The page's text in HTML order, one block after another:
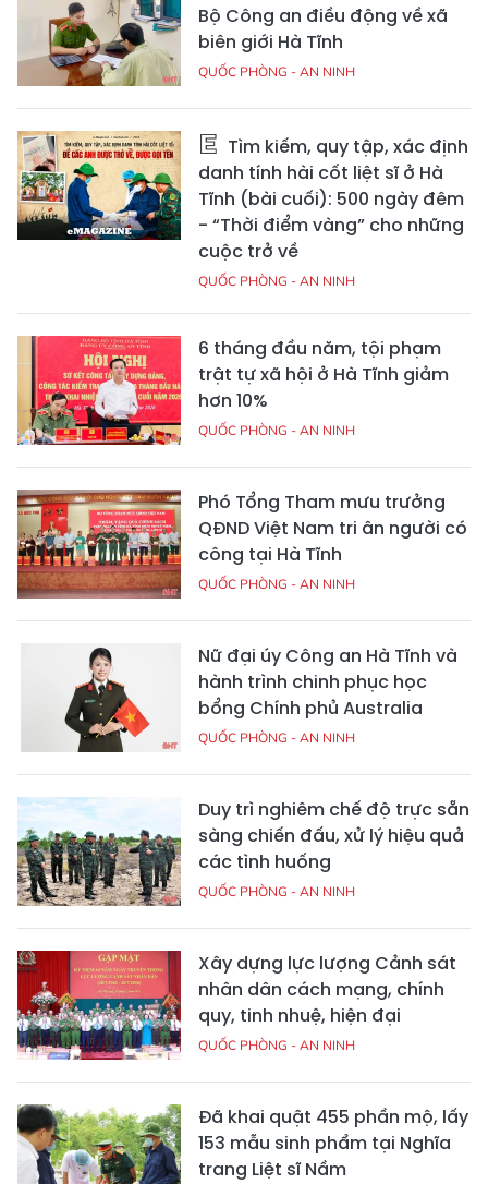
Bộ Công an điều động về xã
biên giới Hà Tĩnh
QUỐC PHÒNG - AN NINH
Tìm kiếm, quy tập, xác định
danh tính hài cốt liệt sĩ ở Hà
Tĩnh (bài cuối): 500 ngày đêm
- “Thời điểm vàng” cho những
cuộc trở về
QUỐC PHÒNG - AN NINH
6 tháng đầu năm, tội phạm
trật tự xã hội ở Hà Tĩnh giảm
hơn 10%
QUỐC PHÒNG - AN NINH
Phó Tổng Tham mưu trưởng
QĐND Việt Nam tri ân người có
công tại Hà Tĩnh
QUỐC PHÒNG - AN NINH
Nữ đại úy Công an Hà Tĩnh và
hành trình chinh phục học
bổng Chính phủ Australia
QUỐC PHÒNG - AN NINH
Duy trì nghiêm chế độ trực sẵn
sàng chiến đấu, xử lý hiệu quả
các tình huống
QUỐC PHÒNG - AN NINH
Xây dựng lực lượng Cảnh sát
nhân dân cách mạng, chính
quy, tinh nhuệ, hiện đại
QUỐC PHÒNG - AN NINH
Đã khai quật 455 phần mộ, lấy
153 mẫu sinh phẩm tại Nghĩa
trang Liệt sĩ Nầm